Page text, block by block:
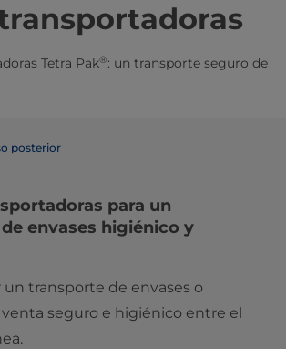
Tetra Pak®: un transporte seguro de
posterior
para un
envases higiénico y
un transporte de envases o
seguro e higiénico entre el